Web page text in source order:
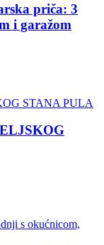
priča: 3
i garažom